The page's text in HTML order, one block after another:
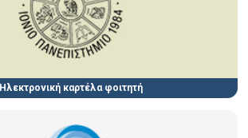
Ηλεκτρονική καρτέλα φοιτητή